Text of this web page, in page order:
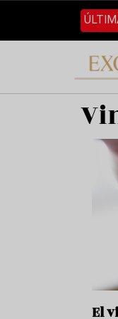
Skip
El